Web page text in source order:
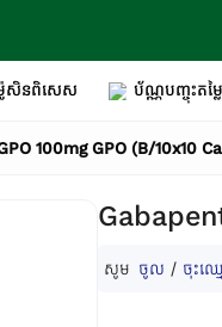
សិនពិសេស ប័ណ្ណបញ្ចុះតម្លៃ
100mg GPO (B/10x10
សូម ចូល / ចុះឈ្ម